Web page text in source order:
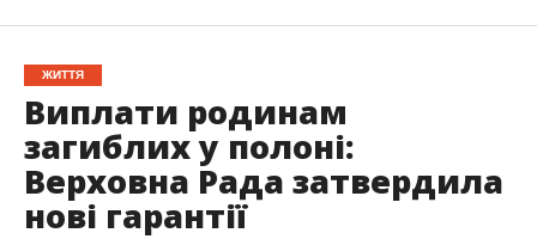
ЖИТТЯ
Виплати родинам
загиблих у полоні:
Верховна Рада затвердила
нові гарантії